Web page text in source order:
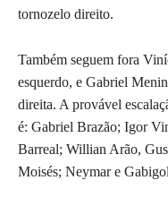
tornozelo direito.
Também seguem fora
esquerdo, e Gabriel
direita. A provável
é: Gabriel Brazão; Igor
Barreal; Willian Arão,
Moisés; Neymar e